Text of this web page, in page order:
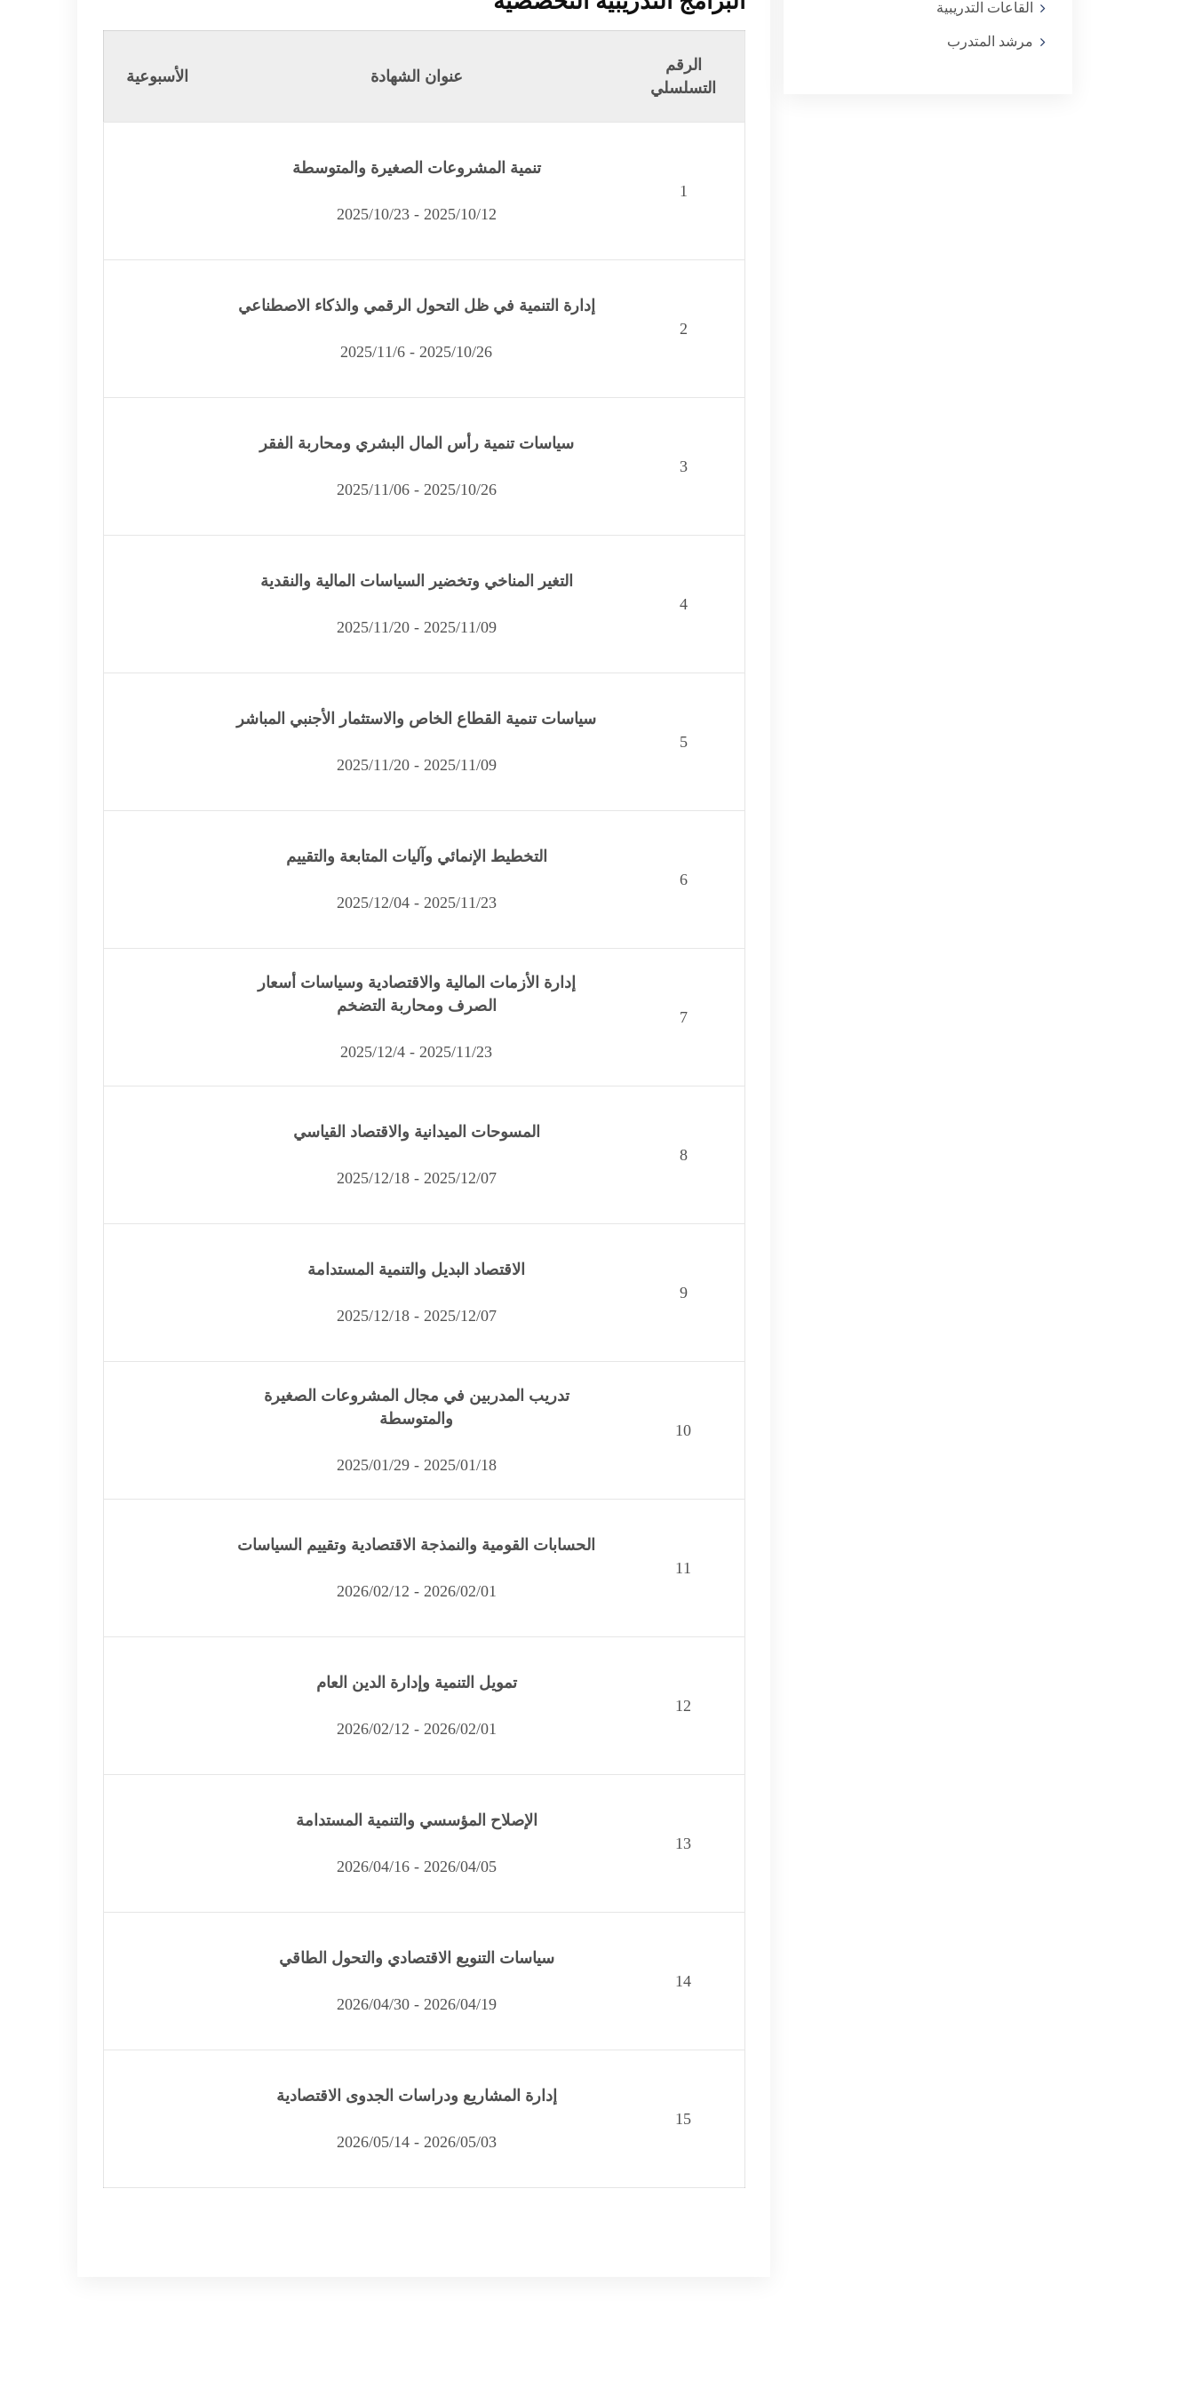
الرقم
التسلسلي
عنوان الشهادة الأسبوعية
1
تنمية المشروعات الصغيرة والمتوسطة
2025/10/12 - 2025/10/23
2
إدارة التنمية في ظل التحول الرقمي والذكاء الاصطناعي
2025/10/26 - 2025/11/6
3
سياسات تنمية رأس المال البشري ومحاربة الفقر
2025/10/26 - 2025/11/06
4
التغير المناخي وتخضير السياسات المالية والنقدية
2025/11/09 - 2025/11/20
5
سياسات تنمية القطاع الخاص والاستثمار الأجنبي المباشر
2025/11/09 - 2025/11/20
6
التخطيط الإنمائي وآليات المتابعة والتقييم
2025/11/23 - 2025/12/04
7
إدارة الأزمات المالية والاقتصادية وسياسات أسعار
الصرف ومحاربة التضخم
2025/11/23 - 2025/12/4
8
المسوحات الميدانية والاقتصاد القياسي
2025/12/07 - 2025/12/18
9
الاقتصاد البديل والتنمية المستدامة
2025/12/07 - 2025/12/18
10
تدريب المدربين في مجال المشروعات الصغيرة
والمتوسطة
2025/01/18 - 2025/01/29
11
الحسابات القومية والنمذجة الاقتصادية وتقييم السياسات
2026/02/01 - 2026/02/12
12
تمويل التنمية وإدارة الدين العام
2026/02/01 - 2026/02/12
13
الإصلاح المؤسسي والتنمية المستدامة
2026/04/05 - 2026/04/16
14
سياسات التنويع الاقتصادي والتحول الطاقي
2026/04/19 - 2026/04/30
15
إدارة المشاريع ودراسات الجدوى الاقتصادية
2026/05/03 - 2026/05/14
القاعات التدريبية
مرشد المتدرب